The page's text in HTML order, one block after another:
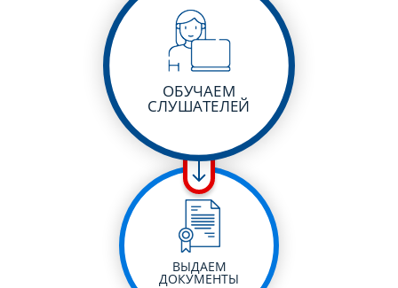
ОБУЧАЕМ
СЛУШАТЕЛЕЙ
ВЫДАЕМ
ДОКУМЕНТЫ